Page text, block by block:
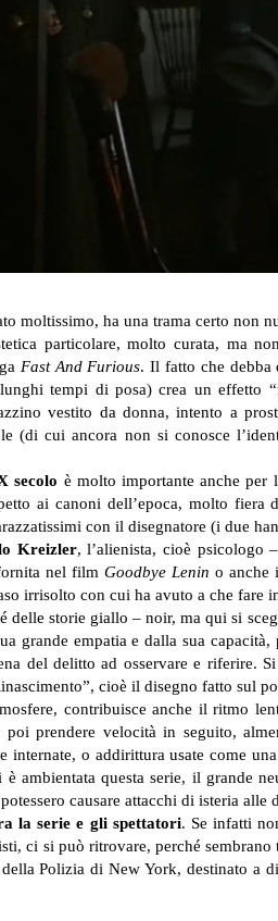
moltissimo, ha una trama certo non
particolare, molto curata, ma
Fast And Furious. Il fatto che debba
tempi di posa) crea un effetto
vestito da donna, intento a
(di cui ancora non si conosce
secolo è molto importante anche
ai canoni dell’epoca, molto
con il disegnatore (i due
Kreizler, l’alienista, cioè psicologo
nel film Goodbye Lenin o anche
irrisolto con cui ha avuto a che fare
delle storie giallo – noir, ma qui si
grande empatia e dalla sua
del delitto ad osservare e
cioè il disegno fatto sul
contribuisce anche il ritmo
prendere velocità in seguito,
internate, o addirittura usate come
ambientata questa serie, il grande
causare attacchi di isteria alle
la serie e gli spettatori. Se infatti
ci si può ritrovare, perché
Polizia di New York, destinato a